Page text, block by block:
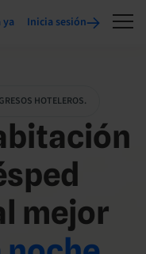
ya Inicia sesión
HOTELEROS.
mejor